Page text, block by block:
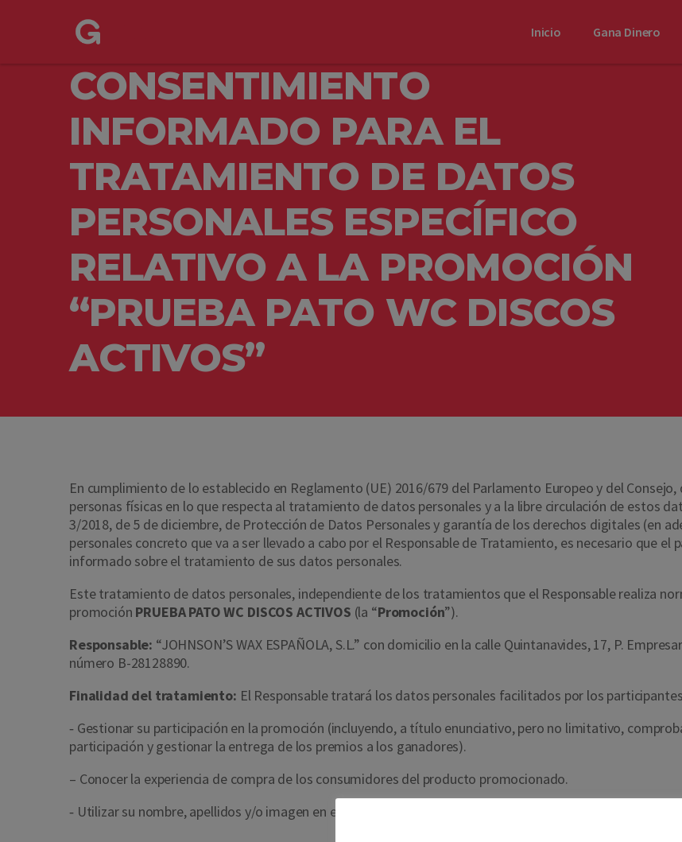
Inicio Gana Dinero
CONSENTIMIENTO
INFORMADO PARA EL
TRATAMIENTO DE DATOS
PERSONALES ESPECÍFICO
RELATIVO A LA PROMOCIÓN
“PRUEBA PATO WC DISCOS
ACTIVOS”
En cumplimiento de lo establecido en Reglamento (UE) 2016/679 del Parlamento Europeo y del
personas físicas en lo que respecta al tratamiento de datos personales y a la libre circulación de estos
3/2018, de 5 de diciembre, de Protección de Datos Personales y garantía de los derechos digitales (en
personales concreto que va a ser llevado a cabo por el Responsable de Tratamiento, es necesario que
informado sobre el tratamiento de sus datos personales.
Este tratamiento de datos personales, independiente de los tratamientos que el Responsable realiza
promoción PRUEBA PATO WC DISCOS ACTIVOS (la “Promoción”).
Responsable: “JOHNSON’S WAX ESPAÑOLA, S.L.” con domicilio en la calle Quintanavides, 17, P.
número B-28128890.
Finalidad del tratamiento: El Responsable tratará los datos personales facilitados por los
‐ Gestionar su participación en la promoción (incluyendo, a título enunciativo, pero no limitativo,
participación y gestionar la entrega de los premios a los ganadores).
– Conocer la experiencia de compra de los consumidores del producto promocionado.
‐ Utilizar su nombre, apellidos y/o imagen en el marco de la publicación de su condición de ganador o